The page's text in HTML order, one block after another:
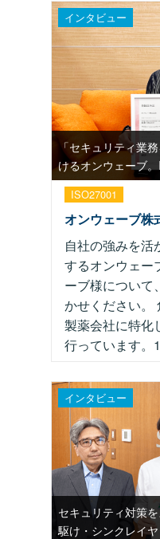
インタビュー
「セキュリティ業
けるオンウェーブ
ISO27001
オンウェーブ株
自社の強みを活
するオンウェ
ーブ様について
かせください。
製薬会社に特化
行っています
インタビュー
セキュリティ対策
駆け・シンクレイヤ